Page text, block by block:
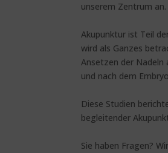
unserem Zentrum an.
Akupunktur ist Teil
wird als Ganzes
Ansetzen der
und nach dem
Diese Studien
begleitender
Sie haben Fragen?